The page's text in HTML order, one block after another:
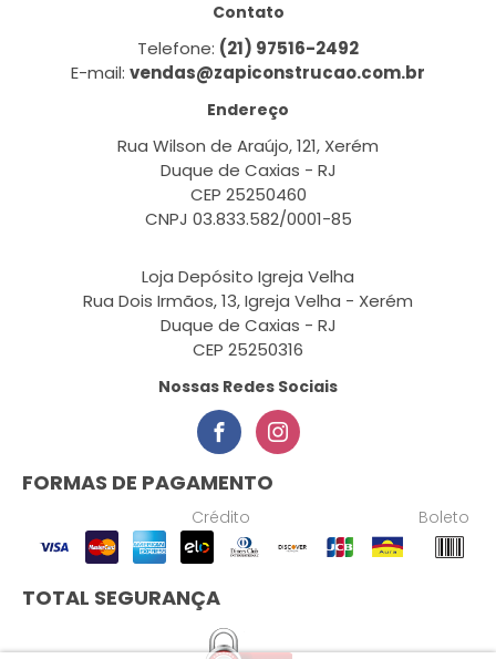
Contato
Telefone: (21) 97516-2492
E-mail: vendas@zapiconstrucao.com.br
Endereço
Rua Wilson de Araújo, 121, Xerém
Duque de Caxias - RJ
CEP 25250460
CNPJ 03.833.582/0001-85
Loja Depósito Igreja Velha
Rua Dois Irmãos, 13, Igreja Velha - Xerém
Duque de Caxias - RJ
CEP 25250316
Nossas Redes Sociais
FORMAS DE PAGAMENTO
Crédito Boleto
TOTAL SEGURANÇA